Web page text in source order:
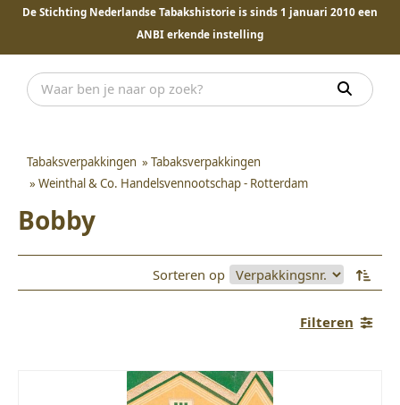
De Stichting Nederlandse Tabakshistorie is sinds 1 januari 2010 een
ANBI erkende instelling
Tabaksverpakkingen » Tabaksverpakkingen
» Weinthal & Co. Handelsvennootschap - Rotterdam
Bobby
Sorteren op
Filteren